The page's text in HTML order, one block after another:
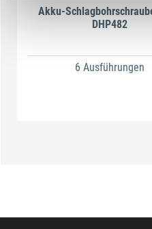
Akku-
DHP482
6 Ausführungen